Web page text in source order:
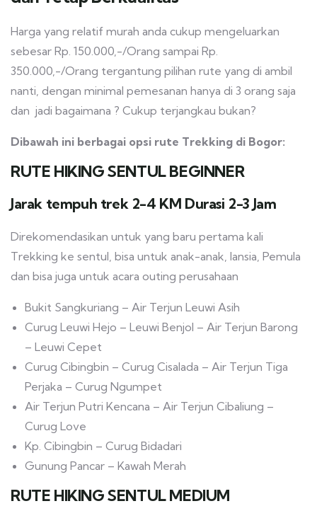
Harga yang relatif murah anda cukup mengeluarkan
sebesar Rp. 150.000,-/Orang sampai Rp.
350.000,-/Orang tergantung pilihan rute yang di ambil
nanti, dengan minimal pemesanan hanya di 3 orang saja
dan jadi bagaimana ? Cukup terjangkau bukan?
Dibawah ini berbagai opsi rute Trekking di Bogor:
RUTE HIKING SENTUL BEGINNER
Jarak tempuh trek 2-4 KM Durasi 2-3 Jam
Direkomendasikan untuk yang baru pertama kali
Trekking ke sentul, bisa untuk anak-anak, lansia, Pemula
dan bisa juga untuk acara outing perusahaan
Bukit Sangkuriang – Air Terjun Leuwi Asih
Curug Leuwi Hejo – Leuwi Benjol – Air Terjun Barong
– Leuwi Cepet
Curug Cibingbin – Curug Cisalada – Air Terjun Tiga
Perjaka – Curug Ngumpet
Air Terjun Putri Kencana – Air Terjun Cibaliung –
Curug Love
Kp. Cibingbin – Curug Bidadari
Gunung Pancar – Kawah Merah
RUTE HIKING SENTUL MEDIUM